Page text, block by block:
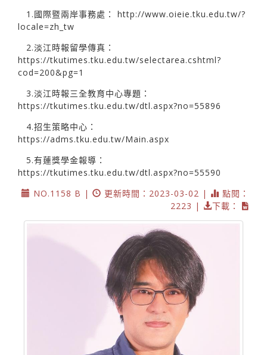
1.國際暨兩岸事務處： http://www.oieie.tku.edu.tw/?
locale=zh_tw
2.淡江時報留學傳真：
https://tkutimes.tku.edu.tw/selectarea.cshtml?
cod=200&pg=1
3.淡江時報三全教育中心專題：
https://tkutimes.tku.edu.tw/dtl.aspx?no=55896
4.招生策略中心：
https://adms.tku.edu.tw/Main.aspx
5.有蓮獎學金報導：
https://tkutimes.tku.edu.tw/dtl.aspx?no=55590
NO.1158 B |
更新時間：2023-03-02 |
點閱：
2223 |
下載：